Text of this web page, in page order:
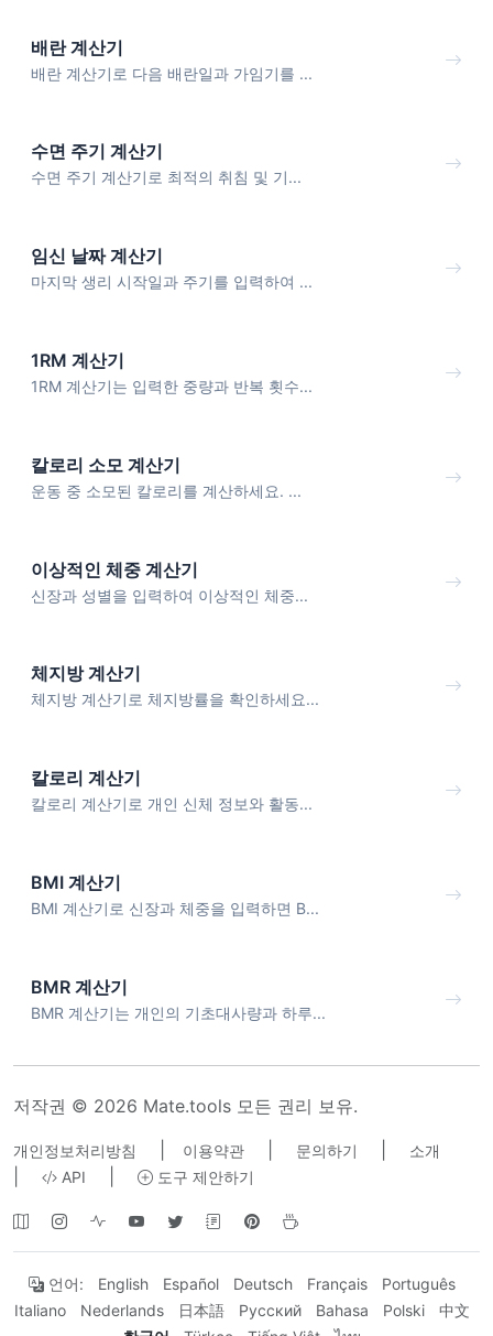
배란 계산기
배란 계산기로 다음 배란일과 가임기를 ...
수면 주기 계산기
수면 주기 계산기로 최적의 취침 및 기...
임신 날짜 계산기
마지막 생리 시작일과 주기를 입력하여 ...
1RM 계산기
1RM 계산기는 입력한 중량과 반복 횟수...
칼로리 소모 계산기
운동 중 소모된 칼로리를 계산하세요. ...
이상적인 체중 계산기
신장과 성별을 입력하여 이상적인 체중...
체지방 계산기
체지방 계산기로 체지방률을 확인하세요...
칼로리 계산기
칼로리 계산기로 개인 신체 정보와 활동...
BMI 계산기
BMI 계산기로 신장과 체중을 입력하면 B...
BMR 계산기
BMR 계산기는 개인의 기초대사량과 하루...
저작권 © 2026 Mate.tools 모든 권리 보유.
개인정보처리방침 이용약관 문의하기 소개
API 도구 제안하기
언어: English Español Deutsch Français
Português
Italiano
Nederlands 日本語 Русский Bahasa Polski
中文